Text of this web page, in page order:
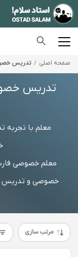
صفحه اصلی تدریس
تدریس
معلم با
معلم خصوصی
خصوصی و تدریس
مرتب سازی